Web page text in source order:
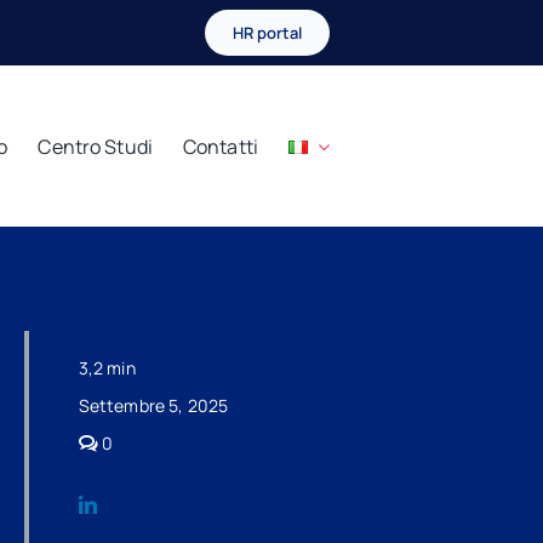
HR portal
Centro Studi Contatti
3,2 min
Settembre 5, 2025
0